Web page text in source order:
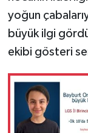
yoğun
büyük ilgi
ekibi gösteri